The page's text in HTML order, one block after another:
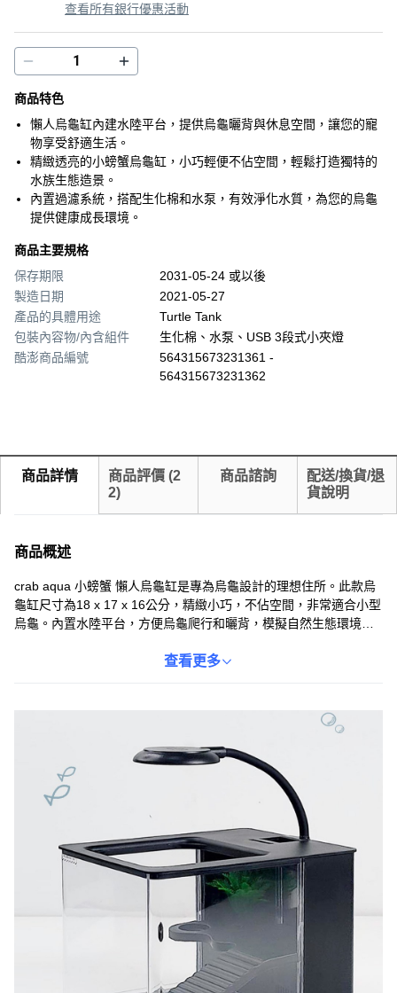
查看所有銀行優惠活動
商品特色
懶人烏龜缸內建水陸平台，提供烏龜曬背與休息空間，讓您的寵
物享受舒適生活。
精緻透亮的小螃蟹烏龜缸，小巧輕便不佔空間，輕鬆打造獨特的
水族生態造景。
內置過濾系統，搭配生化棉和水泵，有效淨化水質，為您的烏龜
提供健康成長環境。
商品主要規格
保存期限
2031-05-24 或以後
製造日期
2021-05-27
產品的具體用途
Turtle Tank
包裝內容物/內含組件
生化棉、水泵、USB 3段式小夾燈
酷澎商品編號
564315673231361 -
564315673231362
商品詳情 商品評價 (2
2)
商品諮詢
配送/換貨/退
貨說明
商品概述
crab aqua 小螃蟹 懶人烏龜缸是專為烏龜設計的理想住所。此款烏
龜缸尺寸為18 x 17 x 16公分，精緻小巧，不佔空間，非常適合小型
烏龜。內置水陸平台，方便烏龜爬行和曬背，模擬自然生態環境。
補鈣。下層設有過濾系統，可自由搭配濾材，保持水質清潔，讓您
查看更多